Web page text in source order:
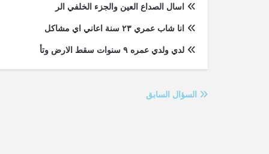
اسال الصداع العين والجزء الخلفي الر
انا شاب عمري ٢٣ سنة اعاني اي مشاكل
لدي ولدي عمره ٩ سنوات سقط الارض وتأ
السؤال السابق